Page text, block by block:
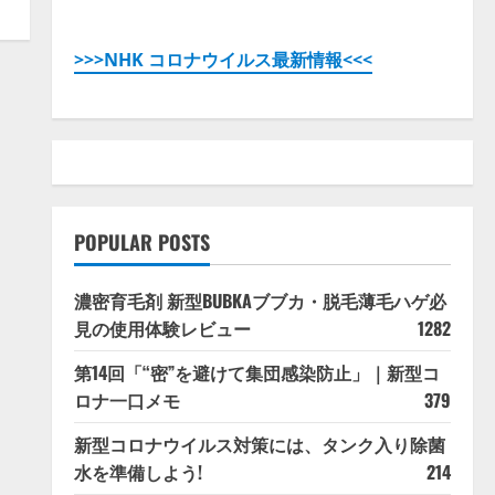
>>>NHK コロナウイルス最新情報<<<
POPULAR POSTS
濃密育毛剤 新型BUBKAブブカ・脱毛薄毛ハゲ必
見の使用体験レビュー
1282
第14回「“密”を避けて集団感染防止」｜新型コ
ロナ一口メモ
379
新型コロナウイルス対策には、タンク入り除菌
水を準備しよう!
214